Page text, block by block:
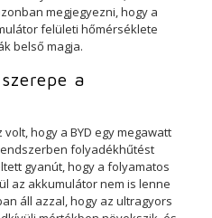
megjegyezni, hogy a
felületi hőmérséklete
belső magja.
a
hogy a BYD egy megawatt
folyadékhűtést
gyanút, hogy a folyamatos
az akkumulátor nem is lenne
áll azzal, hogy az ultragyors